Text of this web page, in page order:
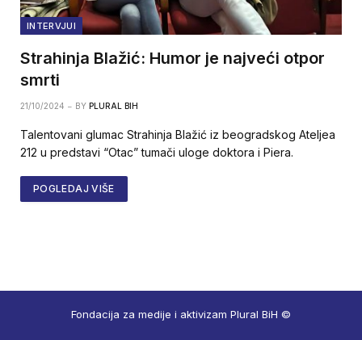
INTERVJUI
Strahinja Blažić: Humor je najveći otpor
smrti
21/10/2024 BY PLURAL BIH
Talentovani glumac Strahinja Blažić iz beogradskog Ateljea
212 u predstavi “Otac” tumači uloge doktora i Piera.
POGLEDAJ VIŠE
Fondacija za medije i aktivizam Plural BiH ©